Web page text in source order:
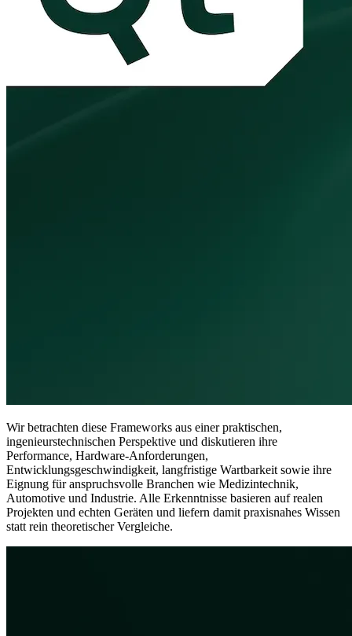
Wir betrachten diese Frameworks aus einer praktischen,
ingenieurstechnischen Perspektive und diskutieren ihre
Performance, Hardware-Anforderungen,
Entwicklungsgeschwindigkeit, langfristige Wartbarkeit sowie ihre
Eignung für anspruchsvolle Branchen wie Medizintechnik,
Automotive und Industrie. Alle Erkenntnisse basieren auf realen
Projekten und echten Geräten und liefern damit praxisnahes Wissen
statt rein theoretischer Vergleiche.